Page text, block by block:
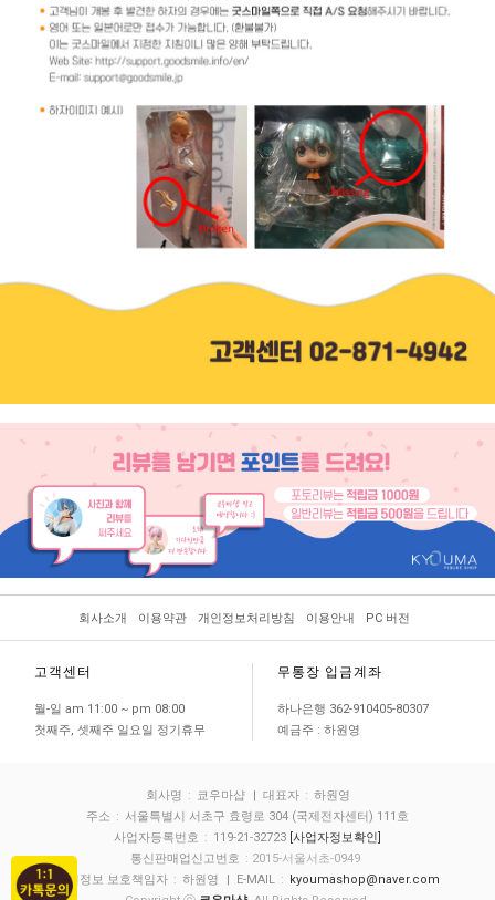
회사소개 이용약관 개인정보처리방침 이용안내 PC 버전
고객센터
월-일 am 11:00 ~ pm 08:00
첫째주, 셋째주 일요일 정기휴무
무통장 입금계좌
하나은행 362-910405-80307
예금주 : 하원영
회사명 : 쿄우마샵 | 대표자 : 하원영
주소 : 서울특별시 서초구 효령로 304 (국제전자센터) 111호
사업자등록번호 : 119-21-32723 [사업자정보확인]
통신판매업신고번호 : 2015-서울서초-0949
개인정보 보호책임자 : 하원영 | E-MAIL : kyoumashop@naver.com